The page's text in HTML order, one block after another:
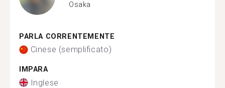
Osaka
PARLA CORRENTEMENTE
Cinese (semplificato)
IMPARA
Inglese